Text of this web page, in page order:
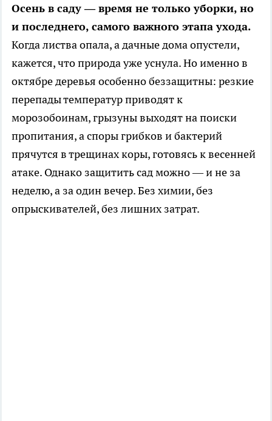
Осень в саду — время не только уборки, но
и последнего, самого важного этапа ухода.
Когда листва опала, а дачные дома опустели,
кажется, что природа уже уснула. Но именно в
октябре деревья особенно беззащитны: резкие
перепады температур приводят к
морозобоинам, грызуны выходят на поиски
пропитания, а споры грибков и бактерий
прячутся в трещинах коры, готовясь к весенней
атаке. Однако защитить сад можно — и не за
неделю, а за один вечер. Без химии, без
опрыскивателей, без лишних затрат.